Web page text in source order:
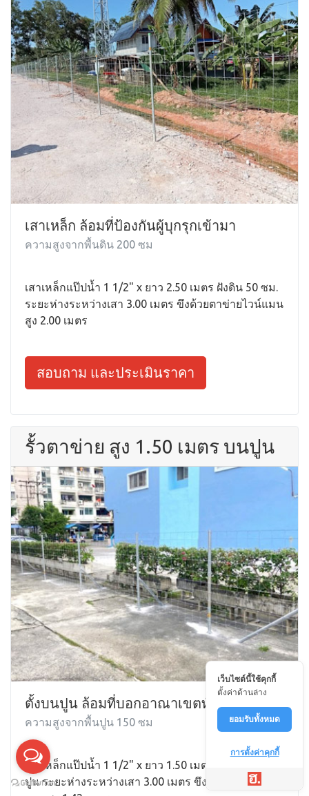
เสาเหล็ก ล้อมที่ป้องกันผู้บุกรุกเข้ามา
ความสูงจากพื้นดิน 200 ซม
เสาเหล็กแป๊ปน้ำ 1 1/2" x ยาว 2.50 เมตร ฝังดิน 50 ซม.
ระยะห่างระหว่างเสา 3.00 เมตร ขึงด้วยตาข่ายไวน์แมน
สูง 2.00 เมตร
สอบถาม และประเมินราคา
รั้วตาข่าย สูง 1.50 เมตร บนปูน
ตั้งบนปูน ล้อมที่บอกอาณาเขตทั่วไป
ความสูงจากพื้นปูน 150 ซม
เสาเหล็กแป๊ปน้ำ 1 1/2" x ยาว 1.50 เมตร ติดเพลทบน
ปูน ระยะห่างระหว่างเสา 3.00 เมตร ขึงด้วยตาข่ายไวน์
เว็บไซต์นี้ใช้คุกกี้
ตั้งค่าด้านล่าง
ยอมรับทั้งหมด
การตั้งค่าคุกกี้